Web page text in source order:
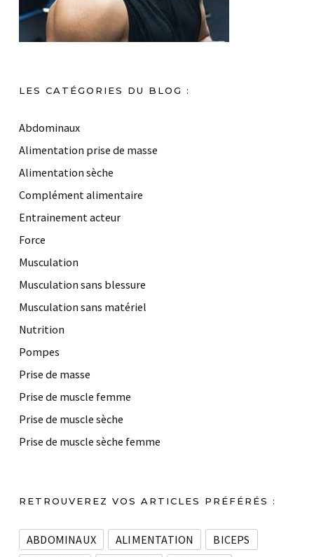
LES CATÉGORIES DU BLOG :
Abdominaux
Alimentation prise de masse
Alimentation sèche
Complément alimentaire
Entrainement acteur
Force
Musculation
Musculation sans blessure
Musculation sans matériel
Nutrition
Pompes
Prise de masse
Prise de muscle femme
Prise de muscle sèche
Prise de muscle sèche femme
RETROUVEREZ VOS ARTICLES PRÉFÉRÉS :
ABDOMINAUX ALIMENTATION
BICEPS